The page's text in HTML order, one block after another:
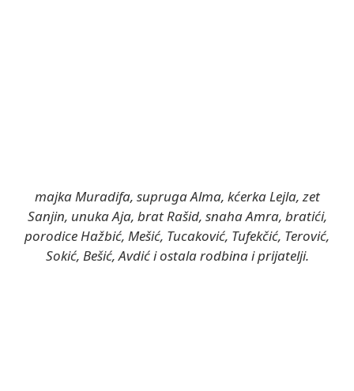
majka Muradifa, supruga Alma, kćerka Lejla, zet
Sanjin, unuka Aja, brat Rašid, snaha Amra, bratići,
porodice Hažbić, Mešić, Tucaković, Tufekčić, Terović,
Sokić, Bešić, Avdić i ostala rodbina i prijatelji.